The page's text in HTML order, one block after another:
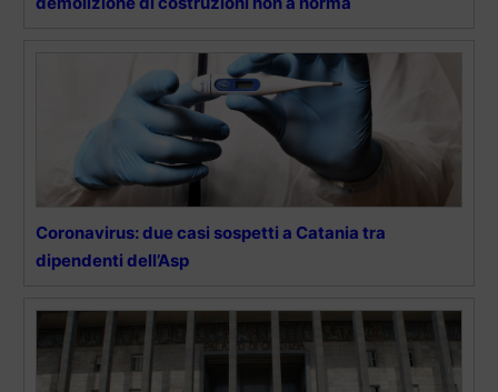
Coronavirus: due casi sospetti a Catania tra
dipendenti dell’Asp